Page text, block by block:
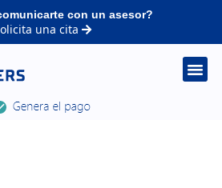
con un asesor?
una cita